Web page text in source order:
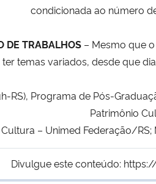
condicionada ao número
DE TRABALHOS – Mesmo que
temas variados, desde que
RS), Programa de Pós-
Patrimônio
– Unimed Federação/
Divulgue este conteúdo: